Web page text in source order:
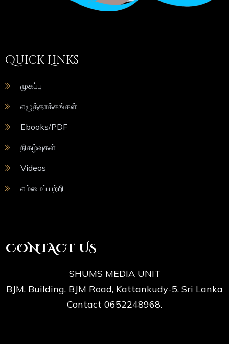
Quick Links
முகப்பு
எழுத்தாக்கங்கள்
Ebooks/PDF
நிகழ்வுகள்
Videos
எம்மைப் பற்றி
CONTACT US
SHUMS MEDIA UNIT
BJM. Building, BJM Road, Kattankudy-5. Sri Lanka
Contact 0652248968.